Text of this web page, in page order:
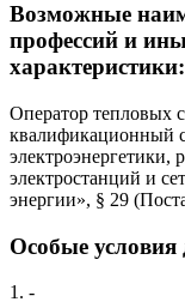
Возможные
профессий и
характеристики:
Оператор тепловых
квалификационный
электроэнергетики,
электростанций и
энергии», § 29
Особые условия
1. -